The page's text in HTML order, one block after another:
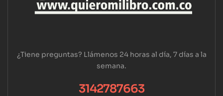
¿Tiene preguntas? Llámenos 24 horas al día, 7 días a la
semana.
3142787663